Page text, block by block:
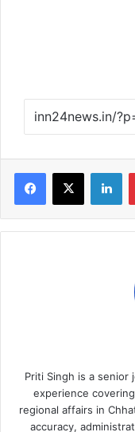
Facebook
X
Priti Singh is a
experience
regional affairs in
accuracy,